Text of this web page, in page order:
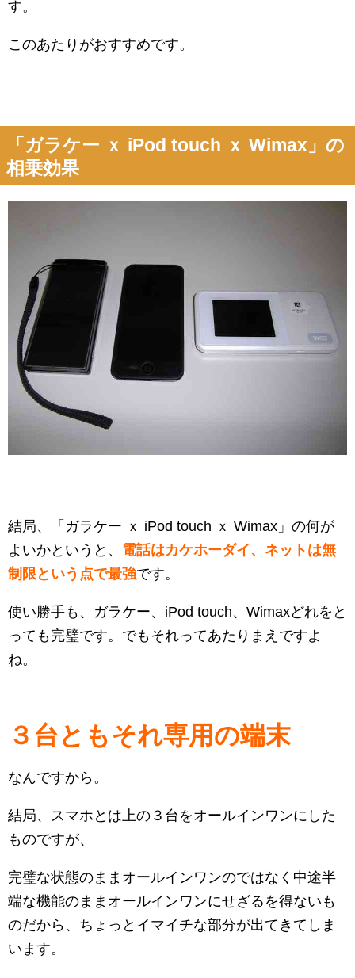
す。
このあたりがおすすめです。
「ガラケー ｘ iPod touch ｘ Wimax」の
相乗効果
結局、「ガラケー ｘ iPod touch ｘ Wimax」の何が
よいかというと、 電話はカケホーダイ、ネットは無
制限という点で最強です。
使い勝手も、ガラケー、iPod touch、Wimaxどれをと
っても完璧です。でもそれってあたりまえですよ
ね。
３台ともそれ専用の端末
なんですから。
結局、スマホとは上の３台をオールインワンにした
ものですが、
完璧な状態のままオールインワンのではなく中途半
端な機能のままオールインワンにせざるを得ないも
のだから、ちょっとイマイチな部分が出てきてしま
います。